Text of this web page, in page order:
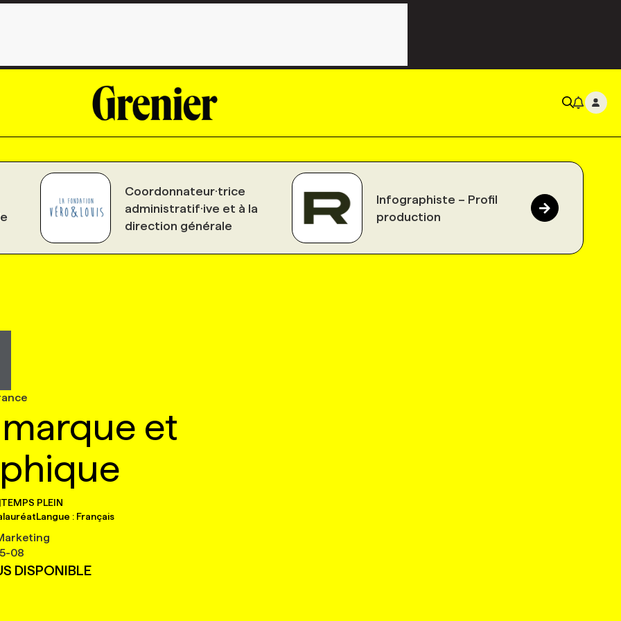
Coordonnateur·trice
administratif·ive et à la
direction générale
Infographiste – Profil
production
et
TEMPS PLEIN
Langue : Français
08
DISPONIBLE